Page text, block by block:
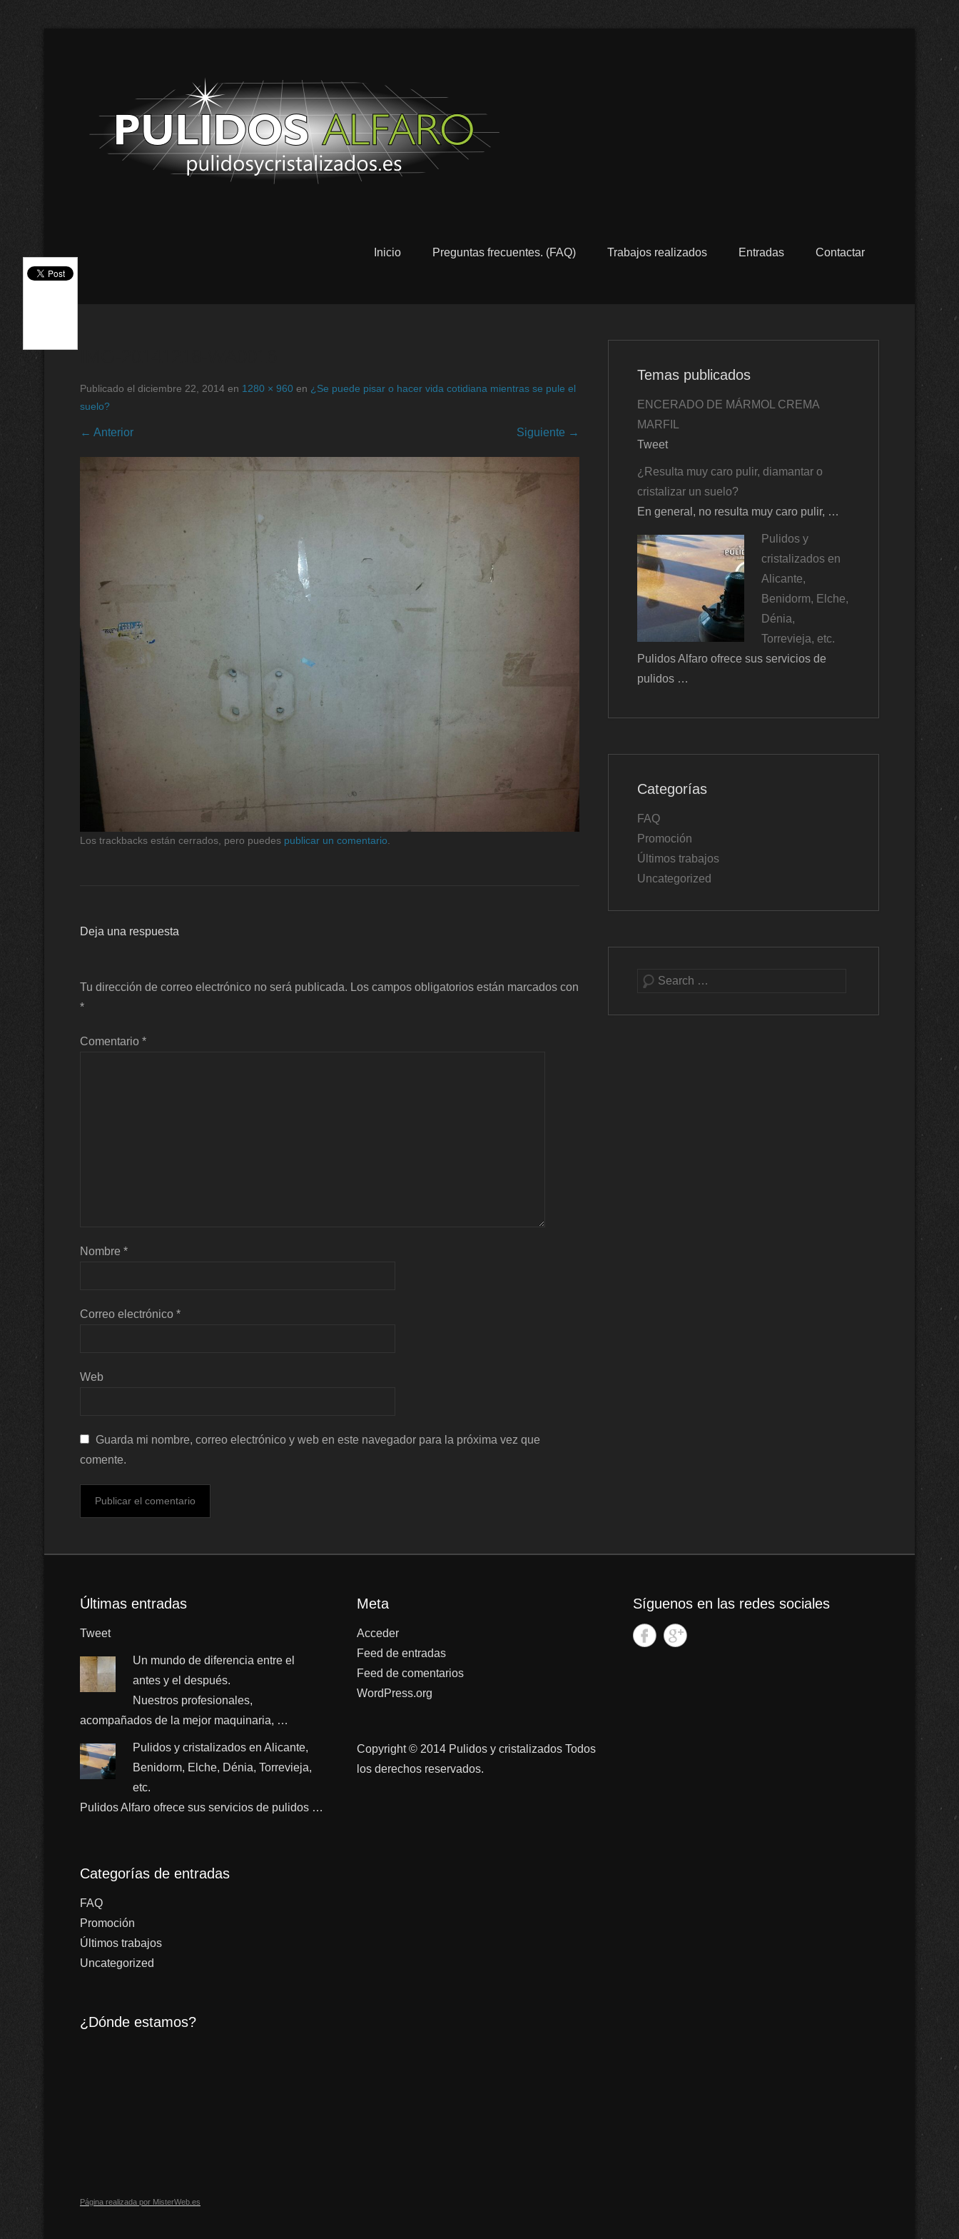
Inicio Preguntas frecuentes. (FAQ) Trabajos realizados Entradas Contactar
Publicado el diciembre 22, 2014 en 1280 × 960 en ¿Se puede pisar o hacer vida cotidiana mientras se pule el
suelo?
← Anterior Siguiente →
Los trackbacks están cerrados, pero puedes publicar un comentario
Deja una respuesta
Tu dirección de correo electrónico no será publicada. Los campos obligatorios están marcados con
*
Comentario *
Nombre *
Correo electrónico *
Web
Guarda mi nombre, correo electrónico y web en este navegador para la próxima vez que
comente.
Temas publicados
ENCERADO DE MÁRMOL CREMA
MARFIL
Tweet
¿Resulta muy caro pulir, diamantar o
cristalizar un suelo?
En general, no resulta muy caro pulir, …
Pulidos y
cristalizados en
Alicante,
Benidorm, Elche,
Dénia,
Torrevieja, etc.
Pulidos Alfaro ofrece sus servicios de
pulidos …
Categorías
FAQ
Promoción
Últimos trabajos
Uncategorized
Buscar
Últimas entradas
Tweet
Un mundo de diferencia entre el
antes y el después.
Nuestros profesionales,
acompañados de la mejor maquinaria, …
Pulidos y cristalizados en Alicante,
Benidorm, Elche, Dénia, Torrevieja,
etc.
Pulidos Alfaro ofrece sus servicios de pulidos …
Categorías de entradas
FAQ
Promoción
Últimos trabajos
Uncategorized
¿Dónde estamos?
Página realizada por MisterWeb.es
Meta
Acceder
Feed de entradas
Feed de comentarios
WordPress.org
Copyright © 2014 Pulidos y cristalizados Todos
los derechos reservados.
Síguenos en las redes sociales